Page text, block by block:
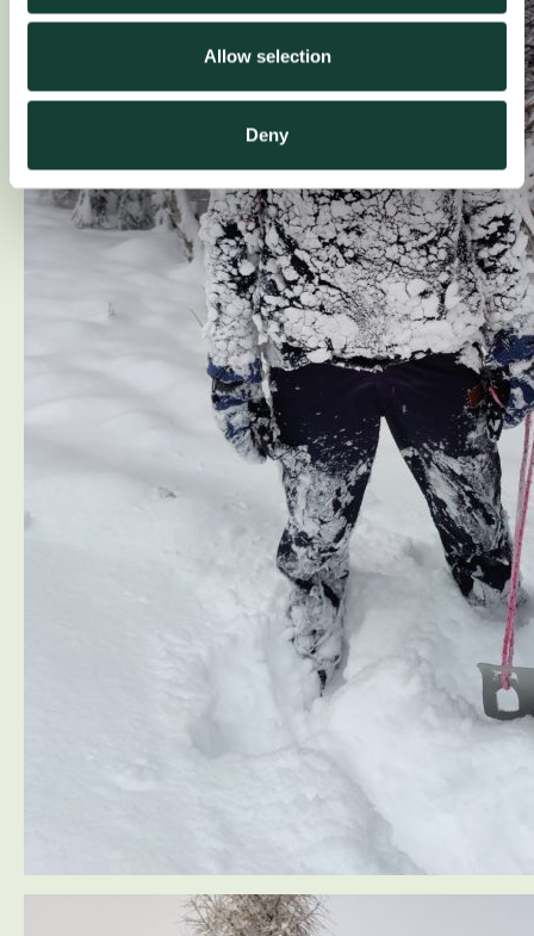
Allow selection
Deny